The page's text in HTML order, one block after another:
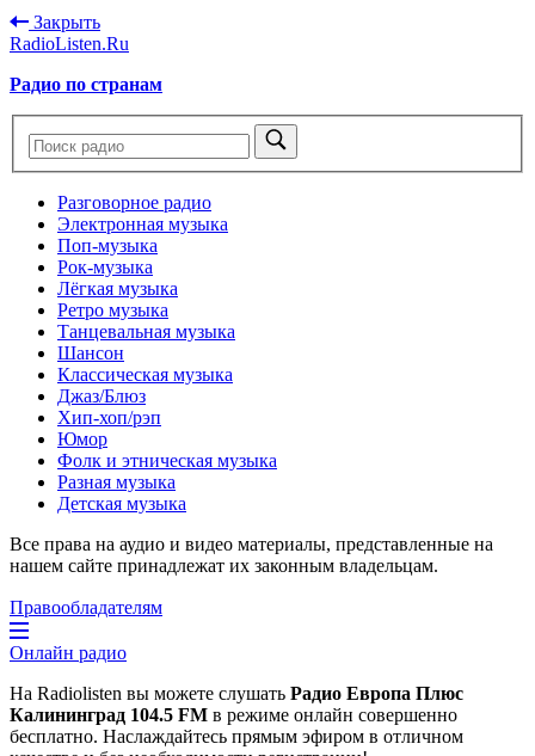
Закрыть
RadioListen.Ru
Радио по странам
Разговорное радио
Электронная музыка
Поп-музыка
Рок-музыка
Лёгкая музыка
Ретро музыка
Танцевальная музыка
Шансон
Классическая музыка
Джаз/Блюз
Хип-хоп/рэп
Юмор
Фолк и этническая музыка
Разная музыка
Детская музыка
Все права на аудио и видео материалы, представленные на
нашем сайте принадлежат их законным владельцам.
Правообладателям
Онлайн радио
На Radiolisten вы можете слушать Радио Европа Плюс
Калининград 104.5 FM в режиме онлайн совершенно
бесплатно. Наслаждайтесь прямым эфиром в отличном